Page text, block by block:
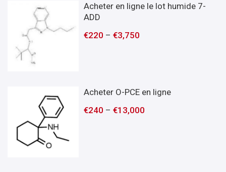
Acheter en ligne le lot humide 7-
ADD
€220 –€3,750
Acheter O-PCE en ligne
€240 –€13,000